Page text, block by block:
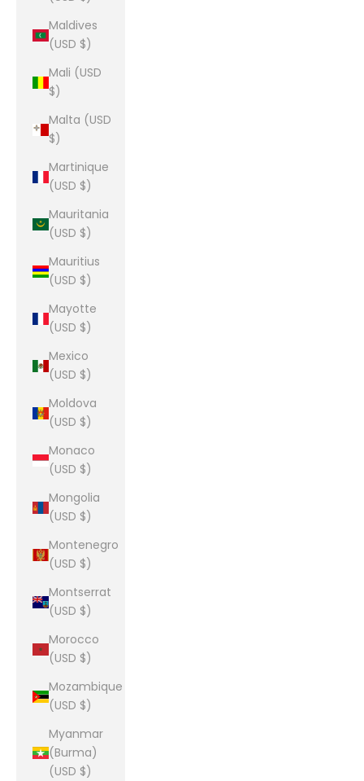
Maldives
(USD $)
Mali (USD
$)
Malta (USD
$)
Martinique
(USD $)
Mauritania
(USD $)
Mauritius
(USD $)
Mayotte
(USD $)
Mexico
(USD $)
Moldova
(USD $)
Monaco
(USD $)
Mongolia
(USD $)
Montenegro
(USD $)
Montserrat
(USD $)
Morocco
(USD $)
Mozambique
(USD $)
Myanmar
(Burma)
(USD $)